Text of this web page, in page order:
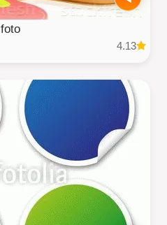
foto
4.13